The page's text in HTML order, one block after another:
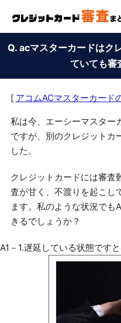
Q. acマスターカードはク
ていても審
[ アコムACマスターカード
私は今、エーシーマスター
ですが、別のクレジットカ
した。
クレジットカードには審査
査が甘く、不渡りを起こし
ます。私のような状況でも
きるでしょうか？
A1－1.遅延している状態です